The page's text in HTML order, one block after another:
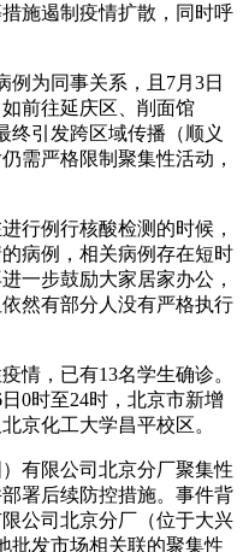
施遏制疫情扩散，同时呼
例为同事关系，且7月3日
前往延庆区、削面馆
终引发跨区域传播（顺义
需严格限制聚集性活动，
行例行核酸检测的时候，
病例，相关病例存在短时
一步鼓励大家居家办公，
然有部分人没有严格执行
情，已有13名学生确诊。
0时至24时，北京市新增
京化工大学昌平校区。
有限公司北京分厂聚集性
署后续防控措施。事件背
公司北京分厂（位于大兴
批发市场相关联的聚集性